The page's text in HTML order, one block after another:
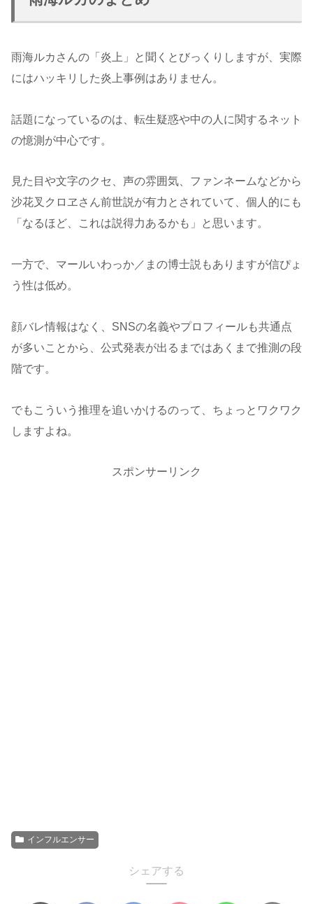
雨海ルカさんの「炎上」と聞くとびっくりしますが、実際
にはハッキリした炎上事例はありません。
話題になっているのは、転生疑惑や中の人に関するネット
の憶測が中心です。
見た目や文字のクセ、声の雰囲気、ファンネームなどから
沙花叉クロヱさん前世説が有力とされていて、個人的にも
「なるほど、これは説得力あるかも」と思います。
一方で、マールいわっか／まの博士説もありますが信ぴょ
う性は低め。
顔バレ情報はなく、SNSの名義やプロフィールも共通点
が多いことから、公式発表が出るまではあくまで推測の段
階です。
でもこういう推理を追いかけるのって、ちょっとワクワク
しますよね。
スポンサーリンク
インフルエンサー
シェアする